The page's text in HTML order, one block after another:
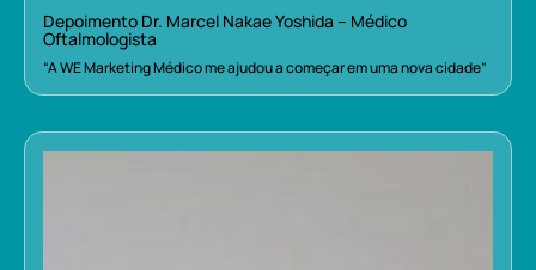
Depoimento Dr. Marcel Nakae Yoshida – Médico
Oftalmologista
“A WE Marketing Médico me ajudou a começar em uma nova cidade”